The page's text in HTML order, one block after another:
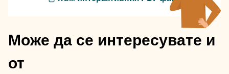
Може да се интересувате и
от